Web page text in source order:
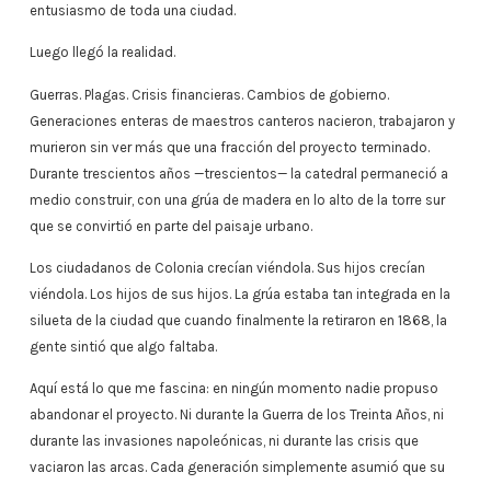
entusiasmo de toda una ciudad.
Luego llegó la realidad.
Guerras. Plagas. Crisis financieras. Cambios de gobierno.
Generaciones enteras de maestros canteros nacieron, trabajaron y
murieron sin ver más que una fracción del proyecto terminado.
Durante trescientos años —trescientos— la catedral permaneció a
medio construir, con una grúa de madera en lo alto de la torre sur
que se convirtió en parte del paisaje urbano.
Los ciudadanos de Colonia crecían viéndola. Sus hijos crecían
viéndola. Los hijos de sus hijos. La grúa estaba tan integrada en la
silueta de la ciudad que cuando finalmente la retiraron en 1868, la
gente sintió que algo faltaba.
Aquí está lo que me fascina: en ningún momento nadie propuso
abandonar el proyecto. Ni durante la Guerra de los Treinta Años, ni
durante las invasiones napoleónicas, ni durante las crisis que
vaciaron las arcas. Cada generación simplemente asumió que su